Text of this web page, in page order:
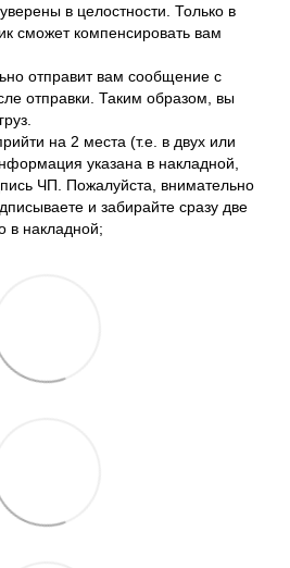
в целостности. Только в
сможет компенсировать вам
отправит вам сообщение с
отправки. Таким образом, вы
на 2 места (т.е. в двух или
указана в накладной,
ЧП. Пожалуйста, внимательно
и забирайте сразу две
в накладной;